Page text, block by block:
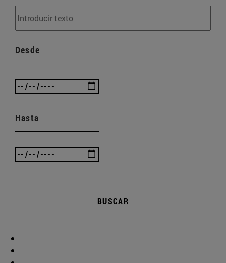
Desde
Hasta
BUSCAR